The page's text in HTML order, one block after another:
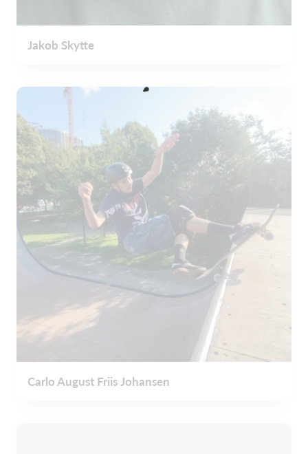
Jakob Skytte
Carlo August Friis Johansen